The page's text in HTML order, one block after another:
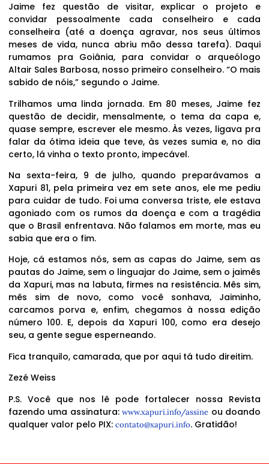
Jaime fez questão de visitar, explicar o projeto e
convidar pessoalmente cada conselheiro e cada
conselheira (até a doença agravar, nos seus últimos
meses de vida, nunca abriu mão dessa tarefa). Daqui
rumamos pra Goiânia, para convidar o arqueólogo
Altair Sales Barbosa, nosso primeiro conselheiro. “O mais
sabido de nóis,” segundo o Jaime.
Trilhamos uma linda jornada. Em 80 meses, Jaime fez
questão de decidir, mensalmente, o tema da capa e,
quase sempre, escrever ele mesmo. Às vezes, ligava pra
falar da ótima ideia que teve, às vezes sumia e, no dia
certo, lá vinha o texto pronto, impecável.
Na sexta-feira, 9 de julho, quando preparávamos a
Xapuri 81, pela primeira vez em sete anos, ele me pediu
para cuidar de tudo. Foi uma conversa triste, ele estava
agoniado com os rumos da doença e com a tragédia
que o Brasil enfrentava. Não falamos em morte, mas eu
sabia que era o fim.
Hoje, cá estamos nós, sem as capas do Jaime, sem as
pautas do Jaime, sem o linguajar do Jaime, sem o jaimês
da Xapuri, mas na labuta, firmes na resistência. Mês sim,
mês sim de novo, como você sonhava, Jaiminho,
carcamos porva e, enfim, chegamos à nossa edição
número 100. E, depois da Xapuri 100, como era desejo
seu, a gente segue esperneando.
Fica tranquilo, camarada, que por aqui tá tudo direitim.
Zezé Weiss
P.S. Você que nos lê pode fortalecer nossa Revista
fazendo uma assinatura:www.xapuri.info/assine ou doando
qualquer valor pelo PIX: contato@xapuri.info. Gratidão!